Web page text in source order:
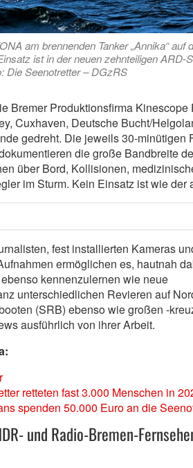
am brennenden Tanker „Annika“ auf
ist in der neuen zehnteiligen ARD-
Die Seenotretter – DGzRS
Bremer Produktionsfirma Kinescope
Cuxhaven, Deutsche Bucht/
gedreht. Die jeweils 30-minütigen
die große Bandbreite
über Bord, Kollisionen,
im Sturm. Kein Einsatz ist wie der
fest installierten Kameras
ermöglichen es, hautnah
kennenzulernen wie neue
unterschiedlichen Revieren auf
(SRB) ebenso wie großen -
ausführlich von ihrer Arbeit.
retteten fast 3.000 Menschen in
spenden 50.000 Euro an die
und Radio-Bremen-